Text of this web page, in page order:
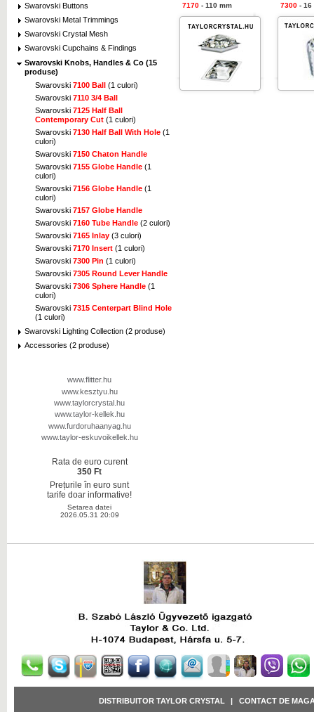
Swarovski Buttons
Swarovski Metal Trimmings
Swarovski Crystal Mesh
Swarovski Cupchains & Findings
Swarovski Knobs, Handles & Co (15
produse)
Swarovski 7100 Ball (1 culori)
Swarovski 7110 3/4 Ball
Swarovski 7125 Half Ball
Contemporary Cut (1 culori)
Swarovski 7130 Half Ball With Hole (1
culori)
Swarovski 7150 Chaton Handle
Swarovski 7155 Globe Handle (1
culori)
Swarovski 7156 Globe Handle (1
culori)
Swarovski 7157 Globe Handle
Swarovski 7160 Tube Handle (2 culori)
Swarovski 7165 Inlay (3 culori)
Swarovski 7170 Insert (1 culori)
Swarovski 7300 Pin (1 culori)
Swarovski 7305 Round Lever Handle
Swarovski 7306 Sphere Handle (1
culori)
Swarovski 7315 Centerpart Blind Hole
(1 culori)
Swarovski Lighting Collection (2 produse)
Accessories (2 produse)
www.flitter.hu
www.kesztyu.hu
www.taylorcrystal.hu
www.taylor-kellek.hu
www.furdoruhaanyag.hu
www.taylor-eskuvoikellek.hu
Rata de euro curent
350 Ft
Prețurile în euro sunt
tarife doar informative!
Setarea datei
2026.05.31 20:09
7170 - 110 mm 7300 - 16
DISTRIBUITOR TAYLOR CRYSTAL CONTACT DE